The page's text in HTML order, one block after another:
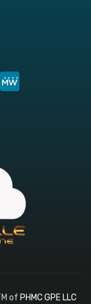
LinkedIn
of PHMC GPE LLC